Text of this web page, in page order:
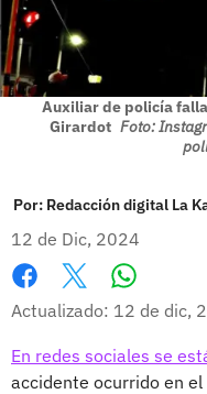
Auxiliar de policía
Girardot Foto:
Por: Redacción digital La
12 de Dic, 2024
Facebook
X
Actualizado: 12 de dic,
En redes sociales se
accidente ocurrido en